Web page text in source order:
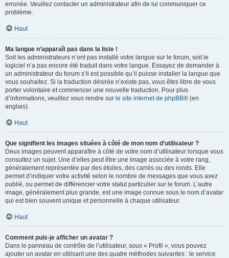
erronée. Veuillez contacter un administrateur afin de lui communiquer ce
problème.
Haut
Ma langue n’apparaît pas dans la liste !
Soit les administrateurs n’ont pas installé votre langue sur le forum, soit le
logiciel n’a pas encore été traduit dans votre langue. Essayez de demander à
un administrateur du forum s’il est possible qu’il puisse installer la langue que
vous souhaitez. Si la traduction désirée n’existe pas, vous êtes libre de vous
porter volontaire et commencer une nouvelle traduction. Pour plus
d’informations, veuillez vous rendre sur le site internet de phpBB® (en
anglais).
Haut
Que signifient les images situées à côté de mon nom d’utilisateur ?
Deux images peuvent apparaître à côté de votre nom d’utilisateur lorsque vous
consultez un sujet. Une d’elles peut être une image associée à votre rang,
généralement représentée par des étoiles, des carrés ou des ronds. Elle
permet d’indiquer votre activité selon le nombre de messages que vous avez
publié, ou permet de différencier votre statut particulier sur le forum. L’autre
image, généralement plus grande, est une image connue sous le nom d’avatar
qui est bien souvent unique et personnelle à chaque utilisateur.
Haut
Comment puis-je afficher un avatar ?
Dans le panneau de contrôle de l’utilisateur, sous « Profil », vous pouvez
ajouter un avatar en utilisant une des quatre méthodes suivantes : le service